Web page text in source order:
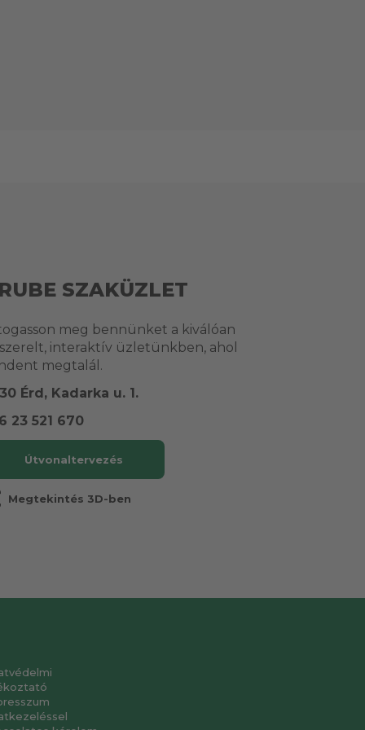
SZAKÜZLET
meg bennünket a kiválóan
interaktív üzletünkben, ahol
megtalál.
Érd, Kadarka u. 1.
23 521 670
Útvonaltervezés
Megtekintés 3D-ben